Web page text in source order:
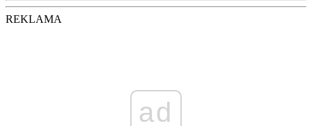
REKLAMA
ad